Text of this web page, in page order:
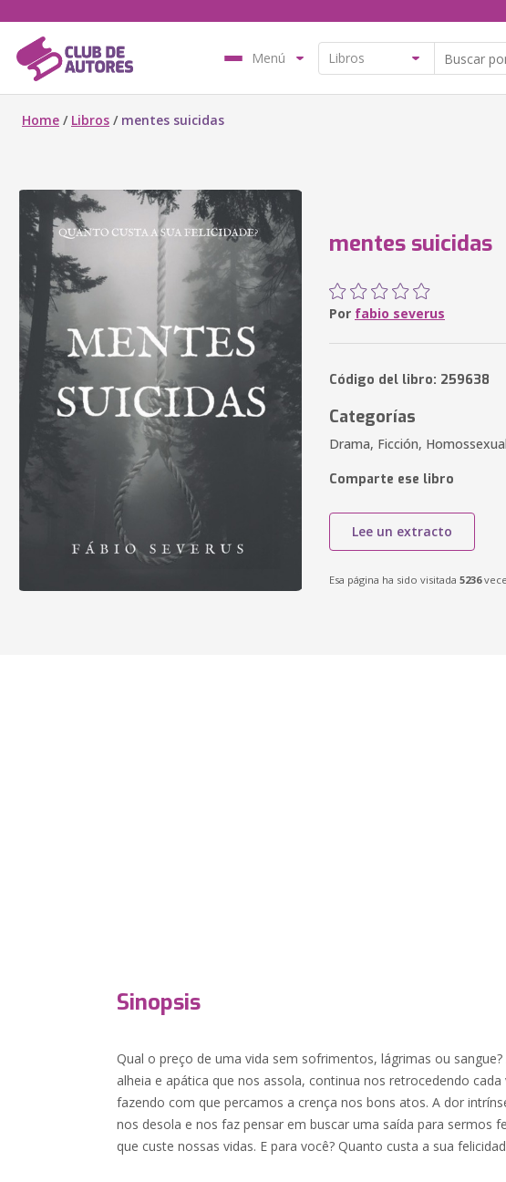
Menú
Home / Libros / mentes suicidas
mentes suicidas
Por fabio severus
Código del libro: 259638
Categorías
Drama, Ficción,
Comparte ese libro
Lee un extracto
Esa página ha sido visitada 5236
Sinopsis
Qual o preço de uma vida sem sofrimentos, lágrimas ou sangue?
alheia e apática que nos assola, continua nos retrocedendo cada
fazendo com que percamos a crença nos bons atos. A dor
nos desola e nos faz pensar em buscar uma saída para sermos
que custe nossas vidas. E para você? Quanto custa a sua